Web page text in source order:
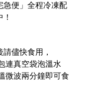
急便」全程冷凍配
儘快食用，
連真空袋泡溫水
微波兩分鐘即可食